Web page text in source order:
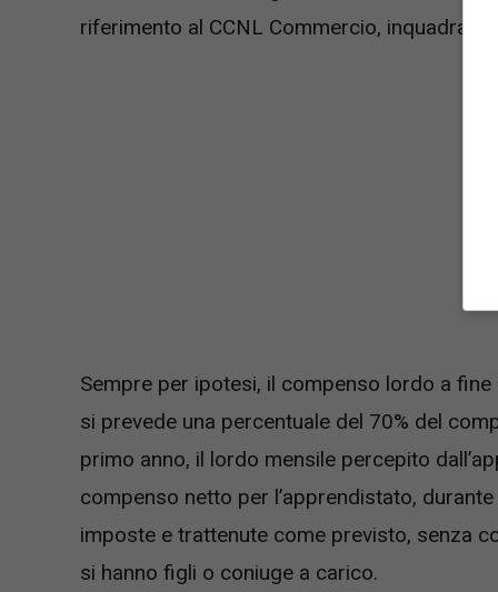
riferimento al CCNL Commercio, inquadrato
Sempre per ipotesi, il compenso lordo a
si prevede una percentuale del 70% del
primo anno, il lordo mensile percepito
compenso netto per l’apprendistato,
imposte e trattenute come previsto, senza
si hanno figli o coniuge a carico.